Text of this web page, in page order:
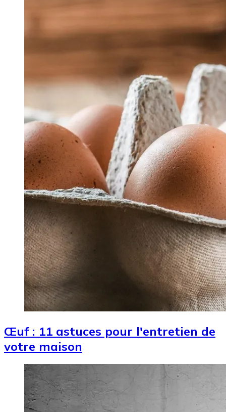
Œuf : 11 astuces pour l'entretien de
votre maison
Image